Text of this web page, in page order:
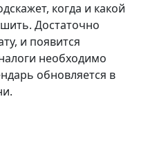
когда и какой
Достаточно
и появится
необходимо
обновляется в